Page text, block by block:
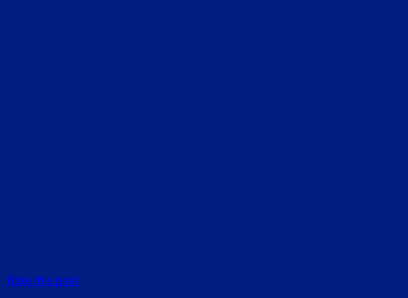
Rate this post